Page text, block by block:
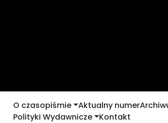
O czasopiśmie Aktualny numer
Polityki Wydawnicze Kontakt